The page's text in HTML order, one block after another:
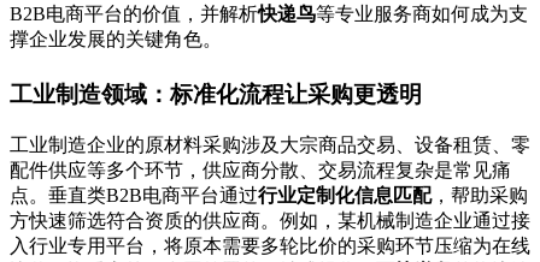
B2B电商平台的价值，并解析快递鸟等专业服务商如何成为支
撑企业发展的关键角色。
工业制造领域：标准化流程让采购更透明
工业制造企业的原材料采购涉及大宗商品交易、设备租赁、零
配件供应等多个环节，供应商分散、交易流程复杂是常见痛
点。垂直类B2B电商平台通过行业定制化信息匹配，帮助采购
方快速筛选符合资质的供应商。例如，某机械制造企业通过接
入行业专用平台，将原本需要多轮比价的采购环节压缩为在线